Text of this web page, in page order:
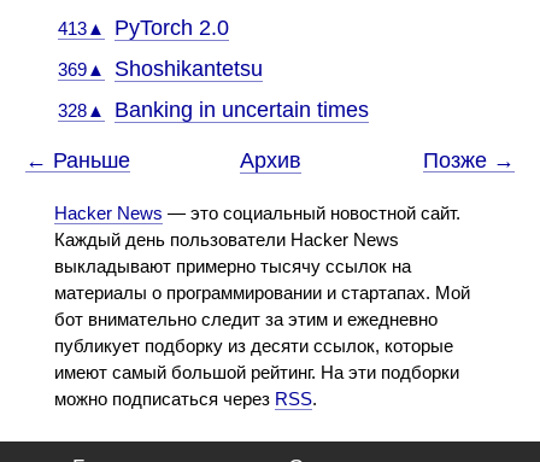
413▲ PyTorch 2.0
369▲ Shoshikantetsu
328▲ Banking in uncertain times
← Раньше Архив Позже →
Hacker News — это социальный новостной сайт.
Каждый день пользователи Hacker News
выкладывают примерно тысячу ссылок на
материалы о программировании и стартапах. Мой
бот внимательно следит за этим и ежедневно
публикует подборку из десяти ссылок, которые
имеют самый большой рейтинг. На эти подборки
можно подписаться через RSS.